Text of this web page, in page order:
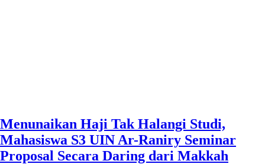
Menunaikan Haji Tak Halangi Studi,
Mahasiswa S3 UIN Ar-Raniry Seminar
Proposal Secara Daring dari Makkah